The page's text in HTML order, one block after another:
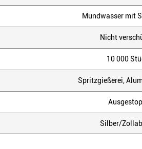
Mundwasser mit
Nicht
10 000
Spritzgießerei,
Silber/